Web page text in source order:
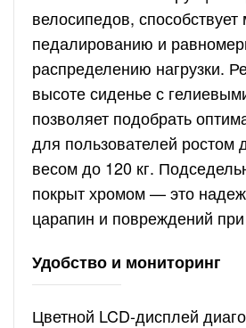
велосипедов, способствует
педалированию и
распределению нагрузки.
высоте сиденье с
позволяет подобрать
для пользователей ростом
весом до 120 кг.
покрыт хромом — это
царапин и повреждений
Удобство и мониторинг
Цветной LCD-дисплей